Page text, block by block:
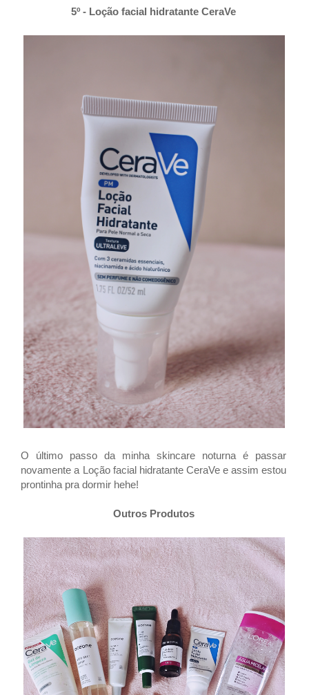
5º - Loção facial hidratante CeraVe
O último passo da minha skincare noturna é passar
novamente a Loção facial hidratante CeraVe e assim estou
prontinha pra dormir hehe!
Outros Produtos